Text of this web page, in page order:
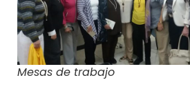
Mesas de trabajo